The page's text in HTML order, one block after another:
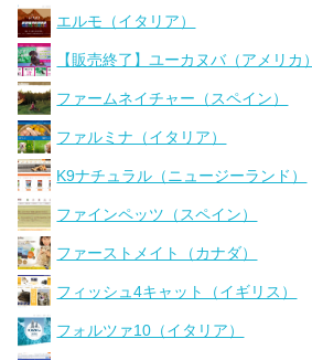
エルモ（イタリア）
【販売終了】ユーカヌバ（アメリカ）
ファームネイチャー（スペイン）
ファルミナ（イタリア）
K9ナチュラル（ニュージーランド）
ファインペッツ（スペイン）
ファーストメイト（カナダ）
フィッシュ4キャット（イギリス）
フォルツァ10（イタリア）